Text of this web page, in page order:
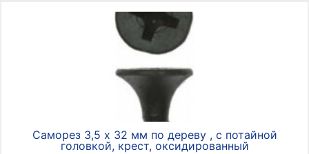
Саморез 3,5 х 32 мм по дереву , с потайной
головкой, крест, оксидированный